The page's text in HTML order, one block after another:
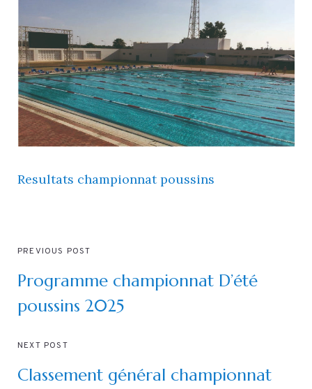
Resultats championnat poussins
PREVIOUS POST
Programme championnat D’été
poussins 2025
NEXT POST
Classement général championnat